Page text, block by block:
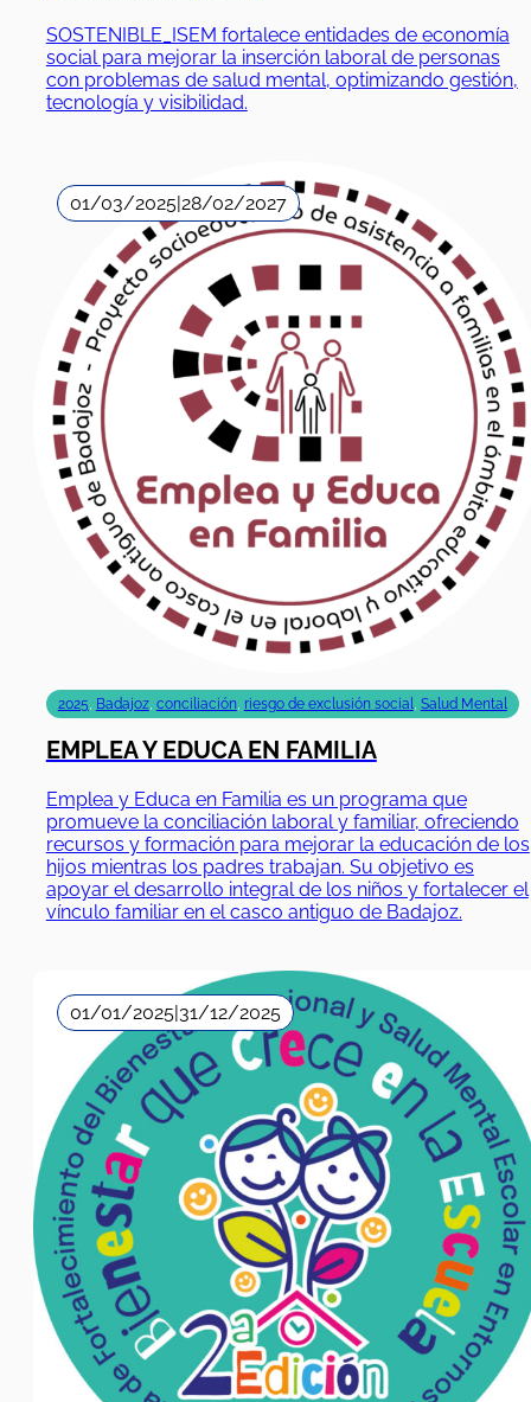
SOSTENIBLE_ISEM fortalece entidades de economía
social para mejorar la inserción laboral de personas
con problemas de salud mental, optimizando gestión,
tecnología y visibilidad.
01/03/2025 28/02/2027
2025, Badajoz, conciliación, riesgo de exclusión social, Salud Mental
EMPLEA Y EDUCA EN FAMILIA
Emplea y Educa en Familia es un programa que
promueve la conciliación laboral y familiar, ofreciendo
recursos y formación para mejorar la educación de los
hijos mientras los padres trabajan. Su objetivo es
apoyar el desarrollo integral de los niños y fortalecer el
vínculo familiar en el casco antiguo de Badajoz.
01/01/2025 31/12/2025